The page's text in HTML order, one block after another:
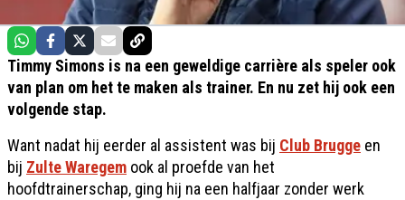
Timmy Simons is na een geweldige carrière als speler ook
van plan om het te maken als trainer. En nu zet hij ook een
volgende stap.
Want nadat hij eerder al assistent was bij Club Brugge en
bij Zulte Waregem ook al proefde van het
hoofdtrainerschap, ging hij na een halfjaar zonder werk